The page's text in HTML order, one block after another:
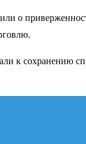
о
к сохранению